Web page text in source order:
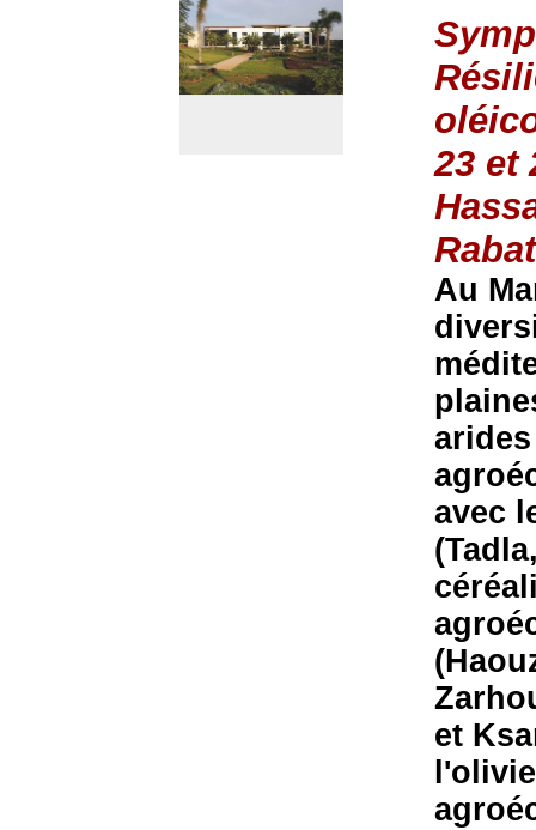
23 et
Rabat
Au
avec
et